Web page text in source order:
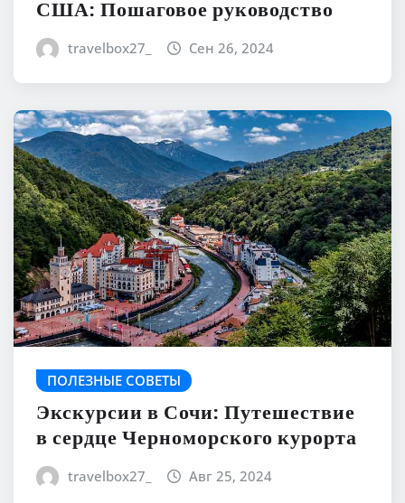
США: Пошаговое руководство
travelbox27_ Сен 26, 2024
ПОЛЕЗНЫЕ СОВЕТЫ
Экскурсии в Сочи: Путешествие
в сердце Черноморского курорта
travelbox27_ Авг 25, 2024